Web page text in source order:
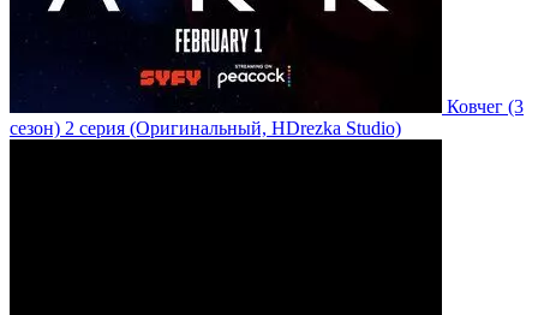
Ковчег (3
сезон) 2 серия (Оригинальный, HDrezka Studio)